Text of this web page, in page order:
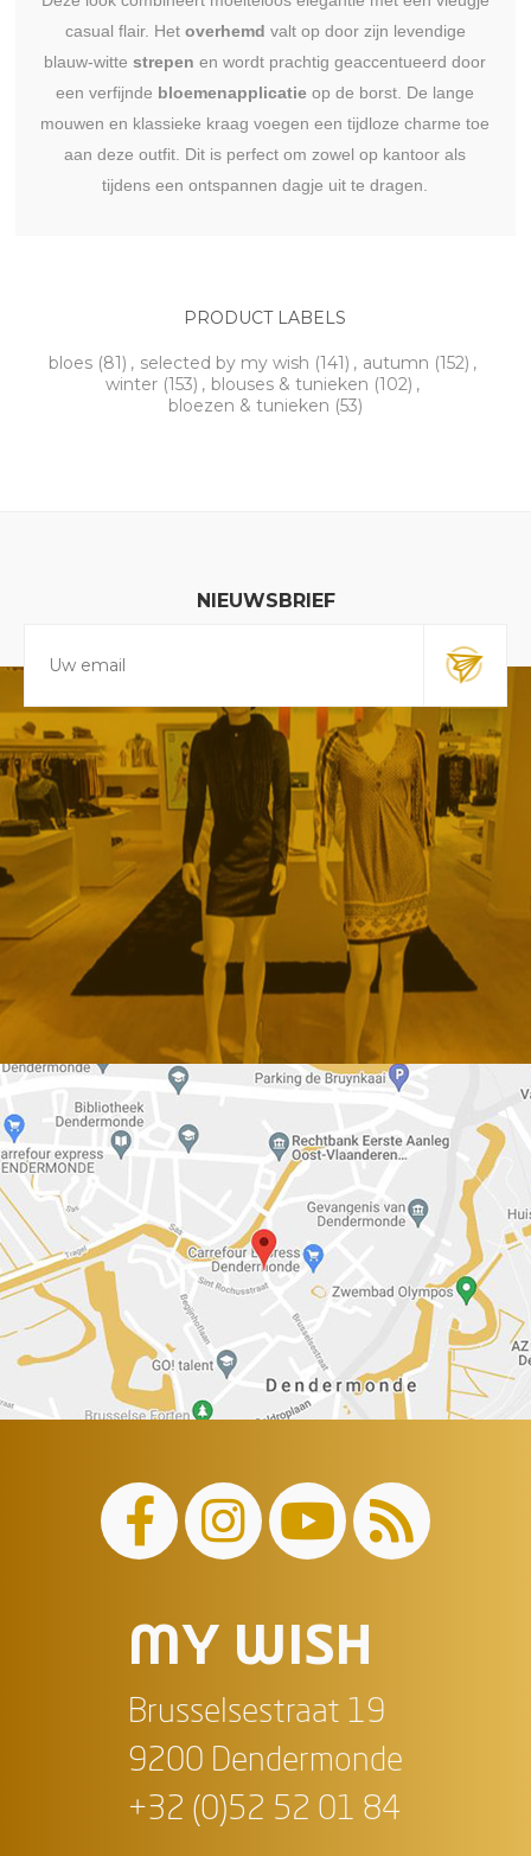
casual flair. Het overhemd valt op door zijn levendige
blauw-wittestrepen en wordt prachtig geaccentueerd door
een verfijnde bloemenapplicatie op de borst. De lange
mouwen en klassieke kraag voegen een tijdloze charme toe
aan deze outfit. Dit is perfect om zowel op kantoor als
tijdens een ontspannen dagje uit te dragen.
PRODUCT LABELS
bloes (81) , selected by my wish (141) , autumn (152) ,
winter (153) , blouses & tunieken (102) ,
bloezen & tunieken (53)
NIEUWSBRIEF
MY WISH
Brusselsestraat 19
9200 Dendermonde
+32 (0)52 52 01 84